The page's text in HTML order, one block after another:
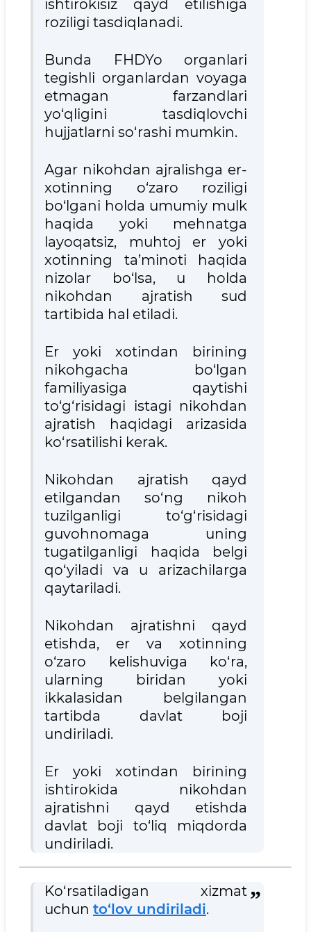
ishtirokisiz qayd etilishiga
roziligi tasdiqlanadi.
Bunda FHDYo organlari
tegishli organlardan voyaga
etmagan farzandlari
yo‘qligini tasdiqlovchi
hujjatlarni so‘rashi mumkin.
Agar nikohdan ajralishga er-
xotinning o‘zaro roziligi
bo‘lgani holda umumiy mulk
haqida yoki mehnatga
layoqatsiz, muhtoj er yoki
xotinning ta’minoti haqida
nizolar bo‘lsa, u holda
nikohdan ajratish sud
tartibida hal etiladi.
Er yoki xotindan birining
nikohgacha bo‘lgan
familiyasiga qaytishi
to‘g‘risidagi istagi nikohdan
ajratish haqidagi arizasida
ko‘rsatilishi kerak.
Nikohdan ajratish qayd
etilgandan so‘ng nikoh
tuzilganligi to‘g‘risidagi
guvohnomaga uning
tugatilganligi haqida belgi
qo‘yiladi va u arizachilarga
qaytariladi.
Nikohdan ajratishni qayd
etishda, er va xotinning
o‘zaro kelishuviga ko‘ra,
ularning biridan yoki
ikkalasidan belgilangan
tartibda davlat boji
undiriladi.
Er yoki xotindan birining
ishtirokida nikohdan
ajratishni qayd etishda
davlat boji to‘liq miqdorda
undiriladi.
Ko‘rsatiladigan xizmat
uchun to‘lov undiriladi.